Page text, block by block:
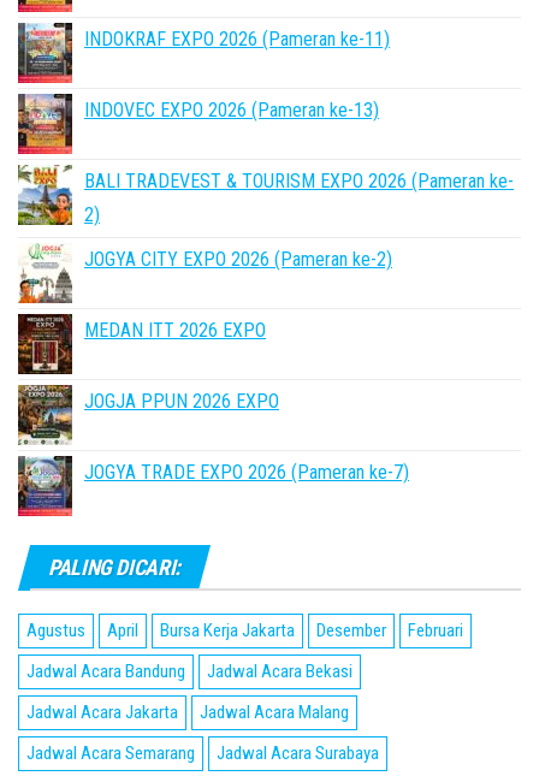
INDOKRAF EXPO 2026 (Pameran ke-11)
INDOVEC EXPO 2026 (Pameran ke-13)
BALI TRADEVEST & TOURISM EXPO 2026 (Pameran ke-
2)
JOGYA CITY EXPO 2026 (Pameran ke-2)
MEDAN ITT 2026 EXPO
JOGJA PPUN 2026 EXPO
JOGYA TRADE EXPO 2026 (Pameran ke-7)
PALING DICARI:
Agustus April Bursa Kerja Jakarta Desember
Februari
Jadwal Acara Bandung
Jadwal Acara Bekasi
Jadwal Acara Jakarta
Jadwal Acara Malang
Jadwal Acara Semarang
Jadwal Acara Surabaya